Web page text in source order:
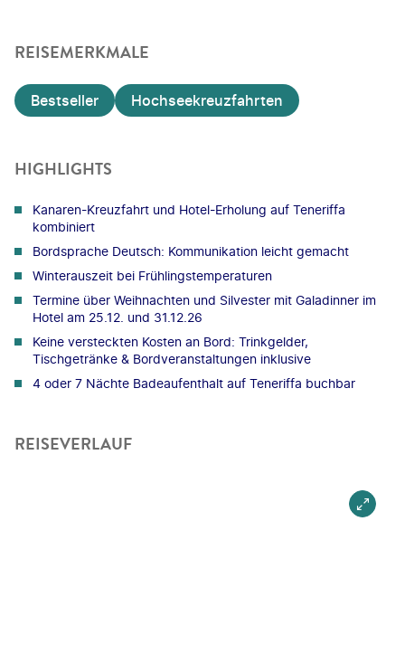
REISEMERKMALE
Bestseller Hochseekreuzfahrten
HIGHLIGHTS
Kanaren-Kreuzfahrt und Hotel-Erholung auf Teneriffa
kombiniert
Bordsprache Deutsch: Kommunikation leicht gemacht
Winterauszeit bei Frühlingstemperaturen
Termine über Weihnachten und Silvester mit Galadinner im
Hotel am 25.12. und 31.12.26
Keine versteckten Kosten an Bord: Trinkgelder,
Tischgetränke & Bordveranstaltungen inklusive
4 oder 7 Nächte Badeaufenthalt auf Teneriffa buchbar
REISEVERLAUF